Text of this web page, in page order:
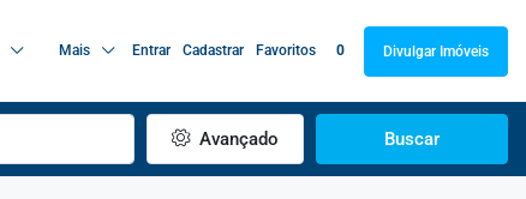
Mais Entrar Cadastrar Favoritos 0 Divulgar Imóveis
Avançado Buscar